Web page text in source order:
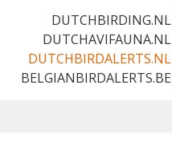
DUTCHBIRDING.NL
DUTCHAVIFAUNA.NL
DUTCHBIRDALERTS.NL
BELGIANBIRDALERTS.BE